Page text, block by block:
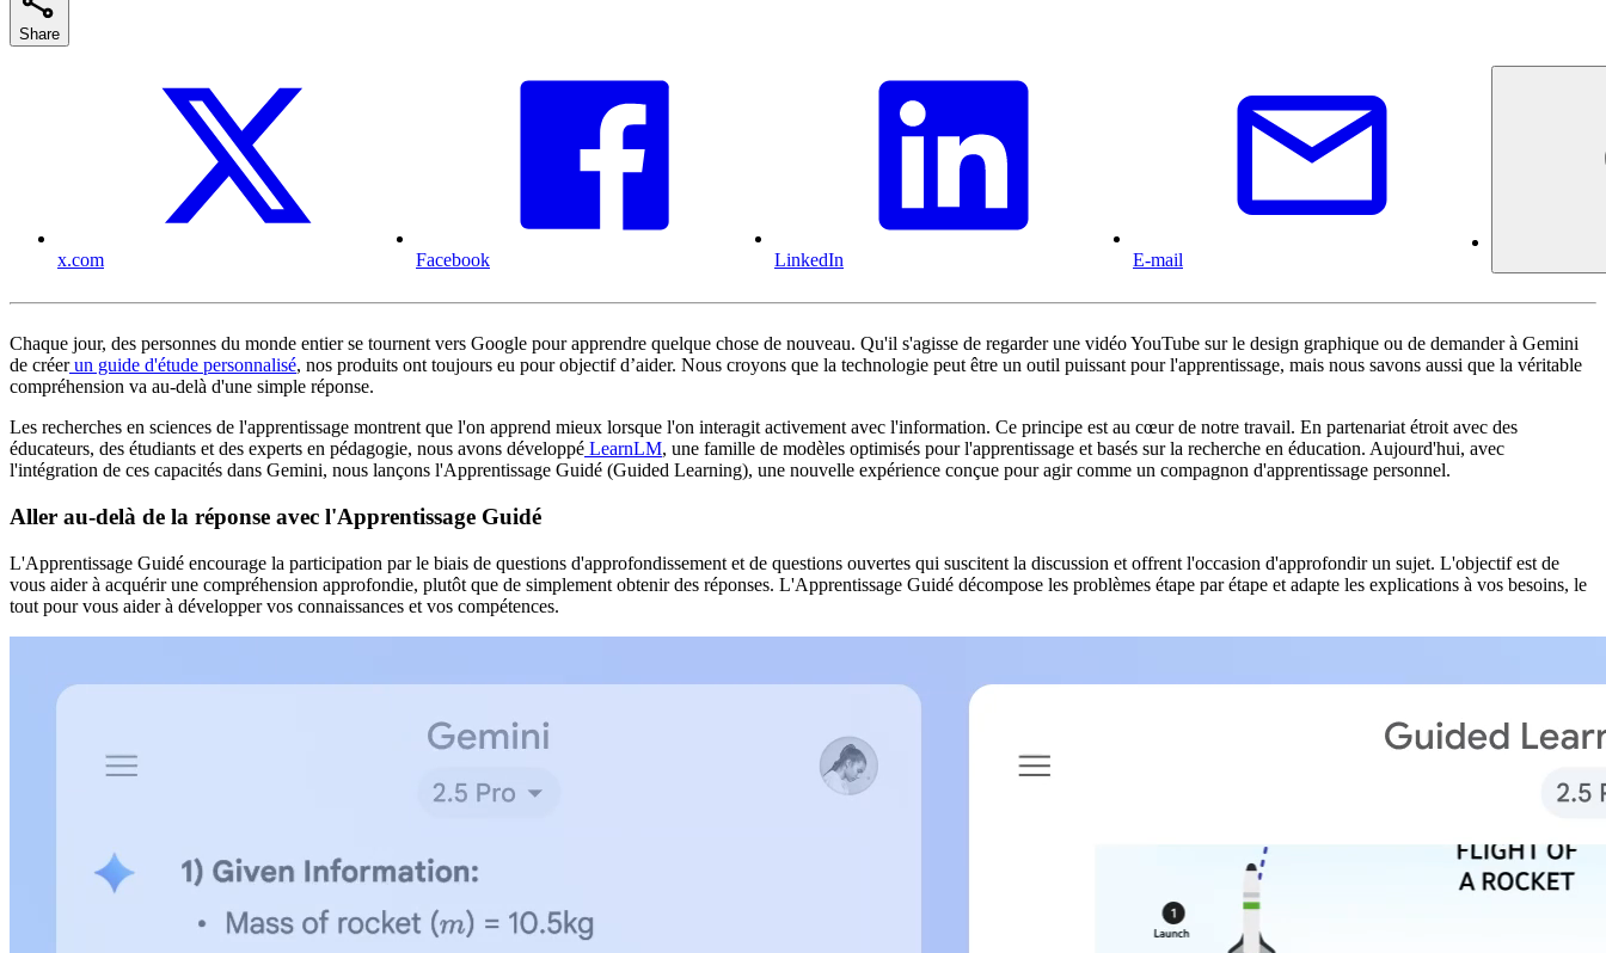
Share
x.com Facebook LinkedIn E-mail
Chaque jour, des personnes du monde entier se tournent vers Google pour apprendre quelque chose de nouveau. Qu'il s'agisse de regarder une vidéo YouTube sur le design graphique ou de demander à Gemini
de créerun guide d'étude personnalisé, nos produits ont toujours eu pour objectif d’aider. Nous croyons que la technologie peut être un outil puissant pour l'apprentissage, mais nous savons aussi que la véritable
compréhension va au-delà d'une simple réponse.
Les recherches en sciences de l'apprentissage montrent que l'on apprend mieux lorsque l'on interagit activement avec l'information. Ce principe est au cœur de notre travail. En partenariat étroit avec des
éducateurs, des étudiants et des experts en pédagogie, nous avons développé LearnLM, une famille de modèles optimisés pour l'apprentissage et basés sur la recherche en éducation. Aujourd'hui, avec
l'intégration de ces capacités dans Gemini, nous lançons l'Apprentissage Guidé (Guided Learning), une nouvelle expérience conçue pour agir comme un compagnon d'apprentissage personnel.
Aller au-delà de la réponse avec l'Apprentissage Guidé
L'Apprentissage Guidé encourage la participation par le biais de questions d'approfondissement et de questions ouvertes qui suscitent la discussion et offrent l'occasion d'approfondir un sujet. L'objectif est de
vous aider à acquérir une compréhension approfondie, plutôt que de simplement obtenir des réponses. L'Apprentissage Guidé décompose les problèmes étape par étape et adapte les explications à vos besoins, le
tout pour vous aider à développer vos connaissances et vos compétences.